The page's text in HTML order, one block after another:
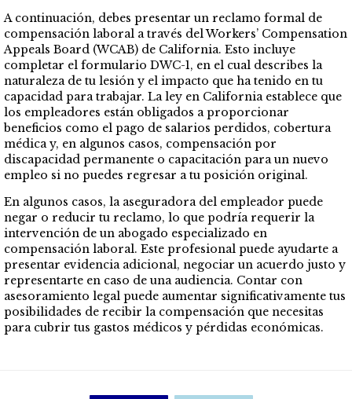
A continuación, debes presentar un reclamo formal de
compensación laboral a través del Workers’ Compensation
Appeals Board (WCAB) de California. Esto incluye
completar el formulario DWC-1, en el cual describes la
naturaleza de tu lesión y el impacto que ha tenido en tu
capacidad para trabajar. La ley en California establece que
los empleadores están obligados a proporcionar
beneficios como el pago de salarios perdidos, cobertura
médica y, en algunos casos, compensación por
discapacidad permanente o capacitación para un nuevo
empleo si no puedes regresar a tu posición original.
En algunos casos, la aseguradora del empleador puede
negar o reducir tu reclamo, lo que podría requerir la
intervención de un abogado especializado en
compensación laboral. Este profesional puede ayudarte a
presentar evidencia adicional, negociar un acuerdo justo y
representarte en caso de una audiencia. Contar con
asesoramiento legal puede aumentar significativamente tus
posibilidades de recibir la compensación que necesitas
para cubrir tus gastos médicos y pérdidas económicas.